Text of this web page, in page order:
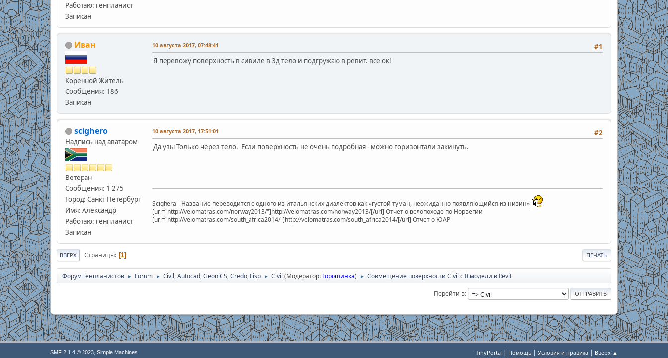
Работаю: генпланист
Записан
Иван
Коренной Житель
Сообщения: 186
Записан
#1
10 августа 2017, 07:48:41
Я перевожу поверхность в сивиле в 3д тело и подгружаю в ревит. все ок!
scighero
Надпись над аватаром
Ветеран
Сообщения: 1 275
Город: Санкт Петербург
Имя: Александр
Работаю: генпланист
Записан
#2
10 августа 2017, 17:51:01
Да увы Только через тело. Если поверхность не очень подробная - можно горизонтали закинуть.
Scighera - Название переводится с одного из итальянских диалектов как «густой туман, неожиданно появляющийся из низин»
[url="http://velomatras.com/norway2013/"]http://velomatras.com/norway2013/[/url] Отчет о велопоходе по Норвегии
[url="http://velomatras.com/south_africa2014/"]http://velomatras.com/south_africa2014/[/url] Отчет о ЮАР
ПЕЧАТЬ
ВВЕРХ Страницы 1
Форум Генпланистов ► Forum ► Civil, Autocad, GeoniCS, Credo, Lisp ► Civil (Модератор: Горошинка) ► Совмещение поверхности Civil c 0 модели в Revit
Перейти в
TinyPortal | Помощь |Условия и правила | Вверх ▲
SMF 2.1.4 © 2023, Simple Machines